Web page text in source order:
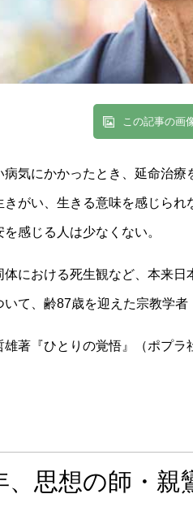
この記事の画
病気にかかったとき、延命治
きがい、生きる意味を感じら
感じる人は少なくない。
における死生観など、本来
いて、齢87歳を迎えた宗教学者
著『ひとりの覚悟』（ポプラ
、思想の師・